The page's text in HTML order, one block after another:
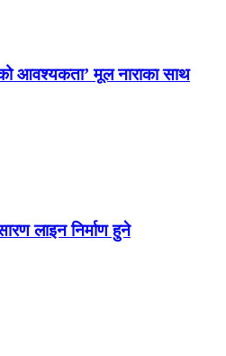
आवश्यकता’ मूल नाराका साथ
लाइन निर्माण हुने